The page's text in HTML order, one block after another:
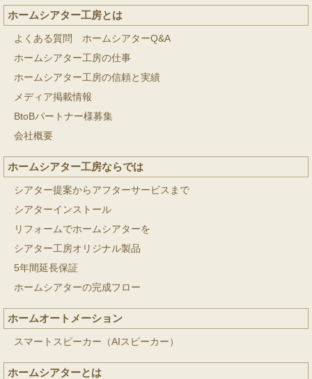
ホームシアター工房とは
よくある質問 ホームシアターQ&A
ホームシアター工房の仕事
ホームシアター工房の信頼と実績
メディア掲載情報
BtoBパートナー様募集
会社概要
ホームシアター工房ならでは
シアター提案からアフターサービスまで
シアターインストール
リフォームでホームシアターを
シアター工房オリジナル製品
5年間延長保証
ホームシアターの完成フロー
ホームオートメーション
スマートスピーカー（AIスピーカー）
ホームシアターとは